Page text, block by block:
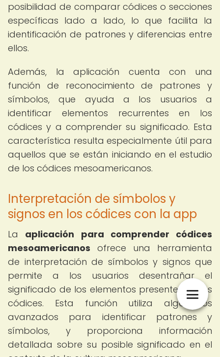
posibilidad de comparar códices o secciones
específicas lado a lado, lo que facilita la
identificación de patrones y diferencias entre
ellos.
Además, la aplicación cuenta con una
función de reconocimiento de patrones y
símbolos, que ayuda a los usuarios a
identificar elementos recurrentes en los
códices y a comprender su significado. Esta
característica resulta especialmente útil para
aquellos que se están iniciando en el estudio
de los códices mesoamericanos.
Interpretación de símbolos y
signos en los códices con la app
La aplicación para comprender códices
mesoamericanos ofrece una herramienta
de interpretación de símbolos y signos que
permite a los usuarios desentrañar el
significado de los elementos presentes en los
códices. Esta función utiliza algoritmos
avanzados para identificar patrones y
símbolos, y proporciona información
detallada sobre su posible significado en el